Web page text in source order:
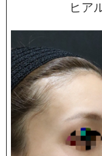
ヒア